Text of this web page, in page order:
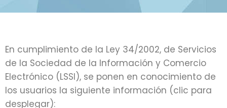
En cumplimiento de la Ley 34/2002, de Servicios
de la Sociedad de la Información y Comercio
Electrónico (LSSI), se ponen en conocimiento de
los usuarios la siguiente información (clic para
desplegar):